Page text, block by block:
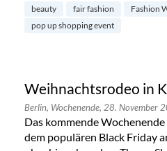
beauty fair fashion
Fashion
pop up shopping event
Weihnachtsrodeo in
Berlin, Wochenende, 28. November
Das kommende
dem populären Black Friday